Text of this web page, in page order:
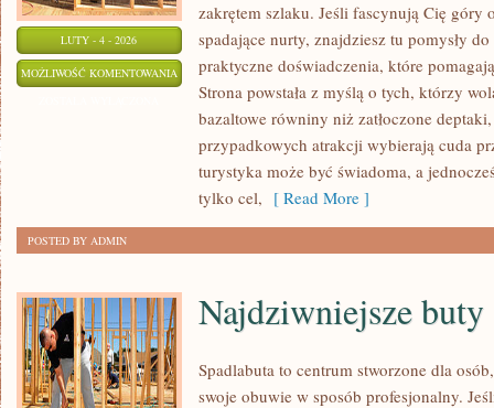
LUTY - 4 - 2026
MOŻLIWOŚĆ KOMENTOWANIA PODWODNE
CUDA
zakrętem szlaku. Jeśli fascynują Cię góry
spadające nurty, znajdziesz tu pomysły
praktyczne doświadczenia, które
Strona powstała z myślą o tych, którzy
bazaltowe równiny niż zatłoczone
przypadkowych atrakcji wybierają cuda
turystyka może być świadoma, a
tylko cel, [ Read More ]
POSTED BY ADMIN
Najdziwniejsze buty
Spadlabuta to centrum stworzone dla
swoje obuwie w sposób profesjonalny.